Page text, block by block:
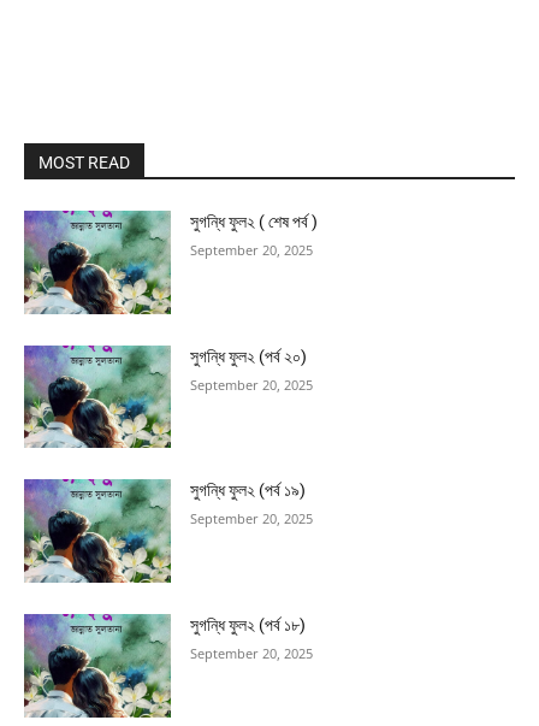
MOST READ
সুগন্ধি ফুল২ ( শেষ পর্ব )
September 20, 2025
সুগন্ধি ফুল২ (পর্ব ২০)
September 20, 2025
সুগন্ধি ফুল২ (পর্ব ১৯)
September 20, 2025
সুগন্ধি ফুল২ (পর্ব ১৮)
September 20, 2025